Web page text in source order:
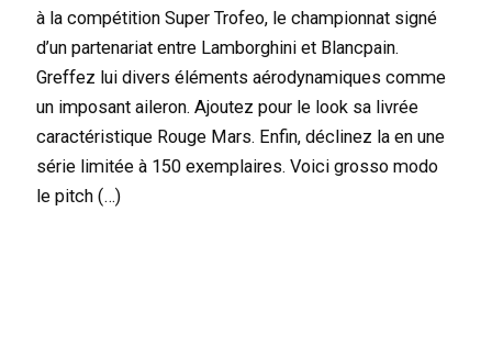
à la compétition Super Trofeo, le championnat signé
d’un partenariat entre Lamborghini et Blancpain.
Greffez lui divers éléments aérodynamiques comme
un imposant aileron. Ajoutez pour le look sa livrée
caractéristique Rouge Mars. Enfin, déclinez la en une
série limitée à 150 exemplaires. Voici grosso modo
le pitch (…)